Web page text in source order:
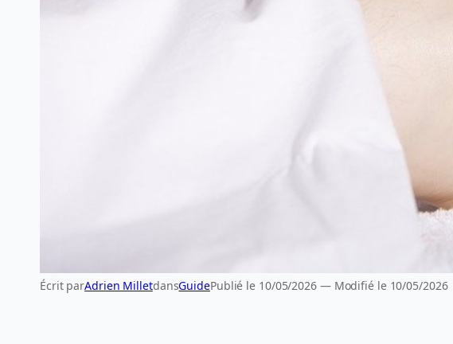
Écrit parAdrien MilletdansGuidePublié le 10/05/2026 — Modifié le 10/05/2026